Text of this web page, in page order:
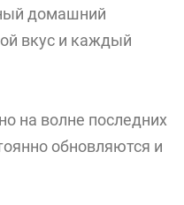
домашний
вкус и каждый
на волне последних
обновляются и